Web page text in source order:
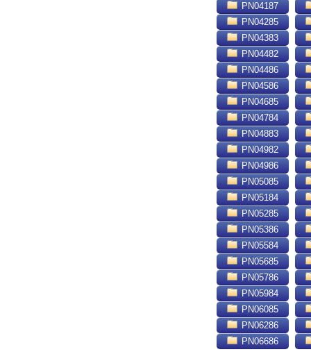
PN04187
PN04285
PN04383
PN04482
PN04486
PN04586
PN04685
PN04784
PN04883
PN04982
PN04986
PN05085
PN05184
PN05285
PN05386
PN05584
PN05685
PN05786
PN05984
PN06085
PN06286
PN06686